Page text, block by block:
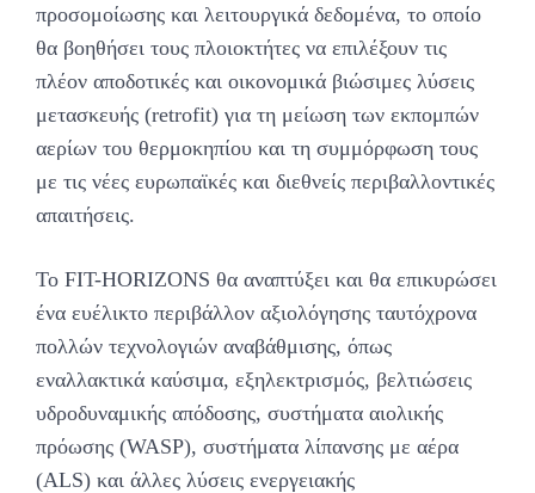
προσομοίωσης και λειτουργικά δεδομένα, το οποίο
θα βοηθήσει τους πλοιοκτήτες να επιλέξουν τις
πλέον αποδοτικές και οικονομικά βιώσιμες λύσεις
μετασκευής (retrofit) για τη μείωση των εκπομπών
αερίων του θερμοκηπίου και τη συμμόρφωση τους
με τις νέες ευρωπαϊκές και διεθνείς περιβαλλοντικές
απαιτήσεις.
Το FIT-HORIZONS θα αναπτύξει και θα επικυρώσει
ένα ευέλικτο περιβάλλον αξιολόγησης ταυτόχρονα
πολλών τεχνολογιών αναβάθμισης, όπως
εναλλακτικά καύσιμα, εξηλεκτρισμός, βελτιώσεις
υδροδυναμικής απόδοσης, συστήματα αιολικής
πρόωσης (WASP), συστήματα λίπανσης με αέρα
(ALS) και άλλες λύσεις ενεργειακής